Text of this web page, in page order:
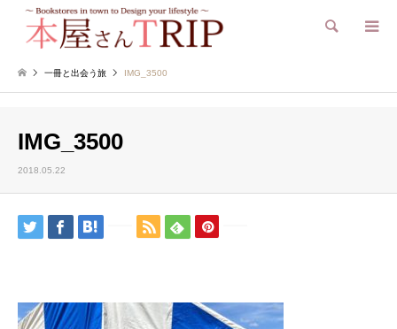
検索
一冊と出会う旅 IMG_3500
IMG_3500
2018.05.22